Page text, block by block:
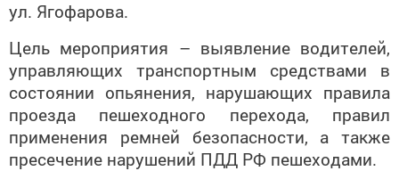
ул. Ягофарова.
Цель мероприятия – выявление водителей,
управляющих транспортным средствами в
состоянии опьянения, нарушающих правила
проезда пешеходного перехода, правил
применения ремней безопасности, а также
пресечение нарушений ПДД РФ пешеходами.